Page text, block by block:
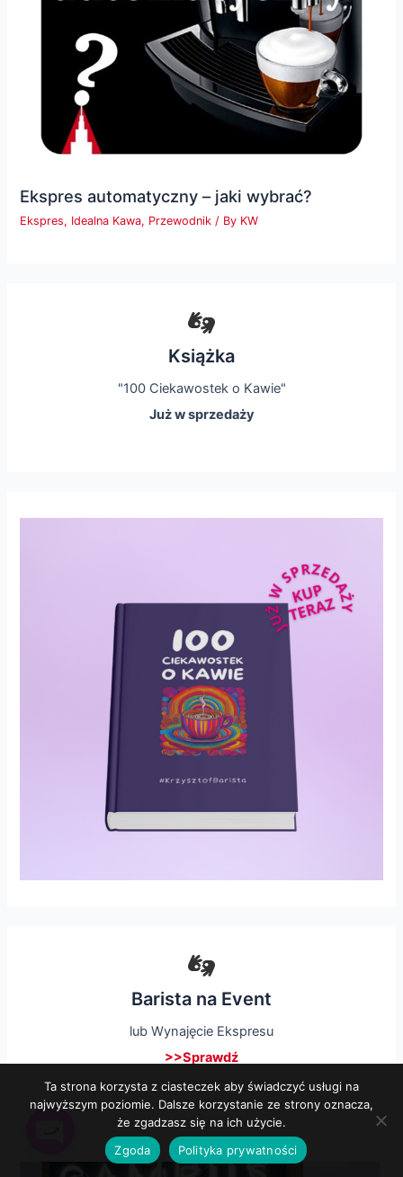
Ekspres automatyczny – jaki wybrać?
Ekspres, Idealna Kawa, Przewodnik / By KW
Książka
"100 Ciekawostek o Kawie"
Już w sprzedaży
Barista na Event
lub Wynajęcie Ekspresu
>>Sprawdź
Ta strona korzysta z ciasteczek aby świadczyć usługi na
najwyższym poziomie. Dalsze korzystanie ze strony oznacza,
że zgadzasz się na ich użycie.
Zgoda
Polityka prywatności